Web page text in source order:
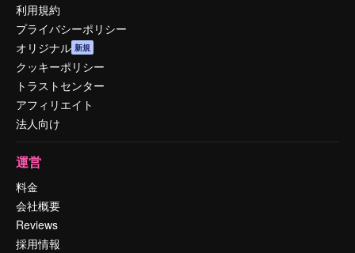
利用規約
プライバシーポリシー
オリジナル 新規
クッキーポリシー
トラストセンター
アフィリエイト
法人向け
運営
料金
会社概要
Reviews
採用情報